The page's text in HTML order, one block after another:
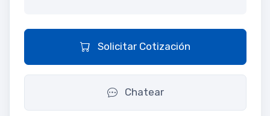
Solicitar Cotización
Chatear